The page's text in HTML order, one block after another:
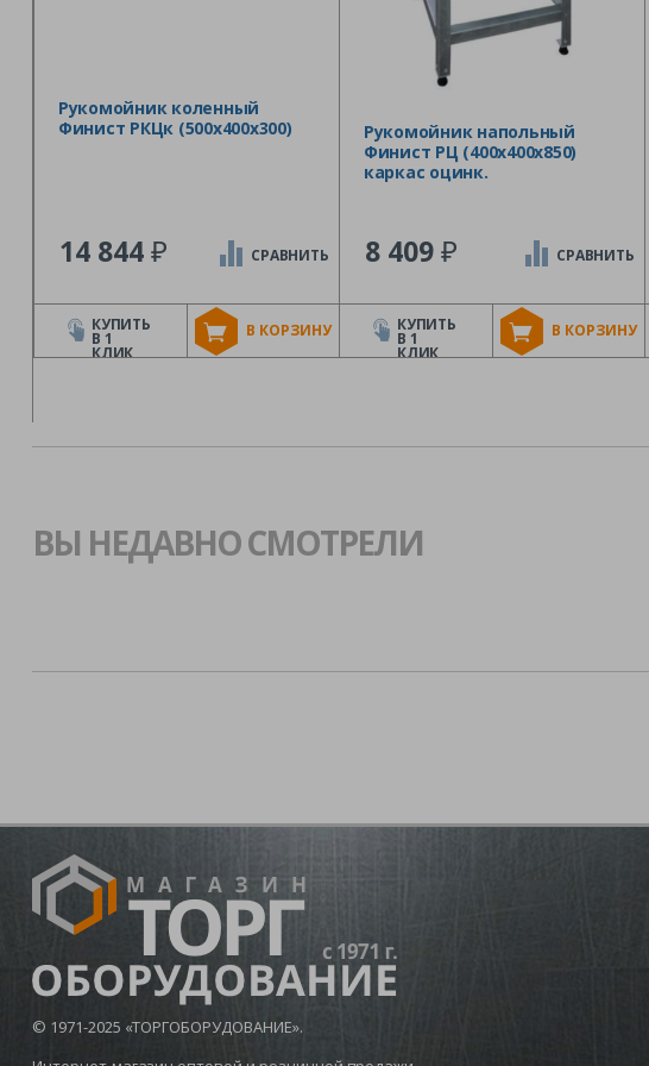
Рукомойник коленный
Финист РКЦк (500х400х300)
14 844₽
В КОРЗИНУ
СРАВНИТЬ
КУПИТЬ
В 1
КЛИК
Рукомойник напольный
Финист РЦ (400х400х850)
каркас оцинк.
8 409₽
В КОРЗИНУ
СРАВНИТЬ
КУПИТЬ
В 1
КЛИК
ВЫ НЕДАВНО СМОТРЕЛИ
© 1971-2025 «ТОРГОБОРУДОВАНИЕ».